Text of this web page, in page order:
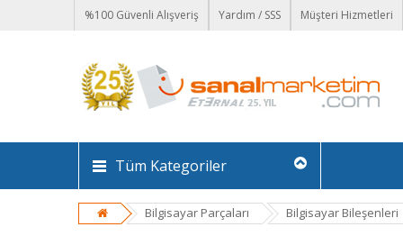
%100 Güvenli Alışveriş Yardım / SSS Müşteri Hizmetleri
Tüm Kategoriler
Bilgisayar Parçaları Bilgisayar Bileşenleri